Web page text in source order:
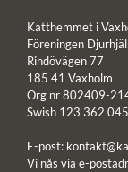
Katthemmet i
Föreningen
Rindövägen 77
185 41 Vaxholm
Org nr 802409-
Swish 123 362
E-post:
Vi nås via e-